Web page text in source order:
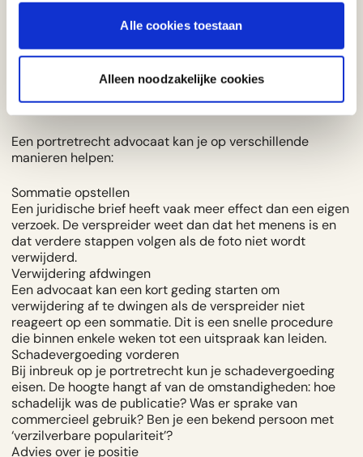
Alle cookies toestaan
Alleen noodzakelijke cookies
doorslaggevend is
Een foto die rondgaat kan veel meer doen dan een
ongemakkelijk moment veroorzaken. Het kan je reputatie,
mentale rust en zelfs carrière beïnvloeden. Daarom is het
cruciaal dat je weet dat je niet machteloos staat.
Een portretrecht advocaat kan je op verschillende
manieren helpen:
Sommatie opstellen
Een juridische brief heeft vaak meer effect dan een eigen
verzoek. De verspreider weet dan dat het menens is en
dat verdere stappen volgen als de foto niet wordt
verwijderd.
Verwijdering afdwingen
Een advocaat kan een kort geding starten om
verwijdering af te dwingen als de verspreider niet
reageert op een sommatie. Dit is een snelle procedure
die binnen enkele weken tot een uitspraak kan leiden.
Schadevergoeding vorderen
Bij inbreuk op je portretrecht kun je schadevergoeding
eisen. De hoogte hangt af van de omstandigheden: hoe
schadelijk was de publicatie? Was er sprake van
commercieel gebruik? Ben je een bekend persoon met
‘verzilverbare populariteit’?
Advies over je positie